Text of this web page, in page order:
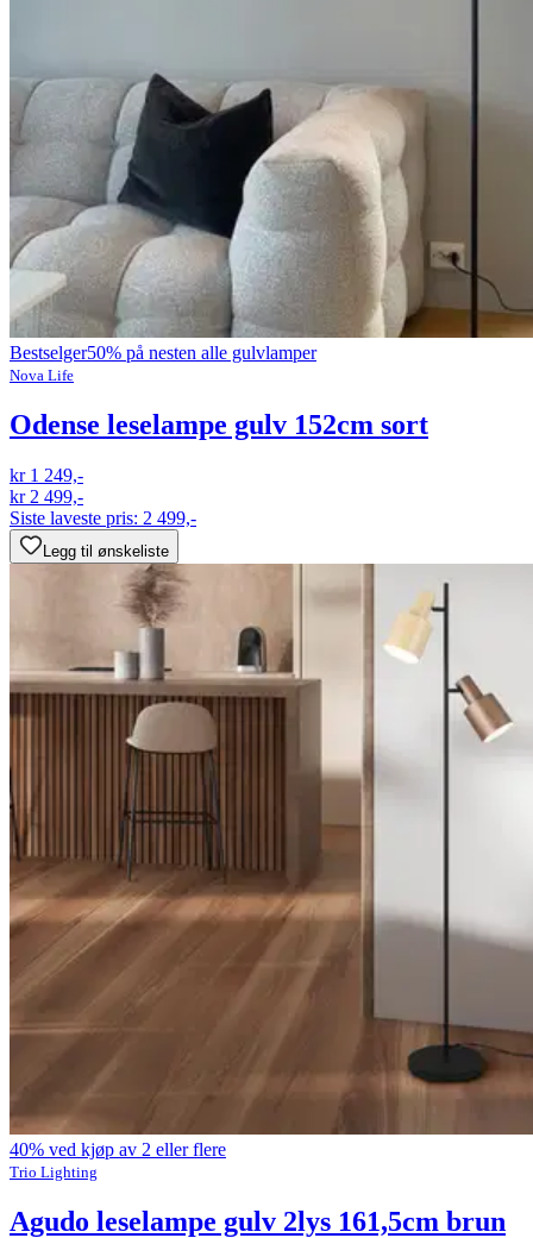
Bestselger50% på nesten alle gulvlamper
Nova Life
Odense leselampe gulv 152cm sort
kr 1 249,-
kr 2 499,-
Siste laveste pris: 2 499,-
Legg til ønskeliste
40% ved kjøp av 2 eller flere
Trio Lighting
Agudo leselampe gulv 2lys 161,5cm brun